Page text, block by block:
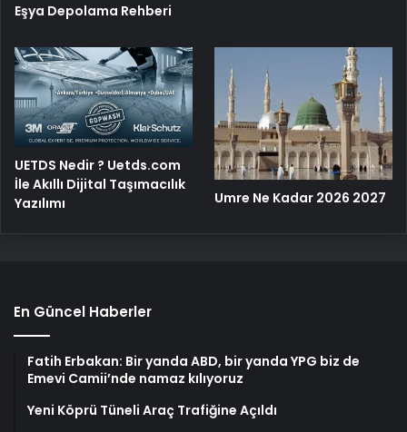
Eşya Depolama Rehberi
UETDS Nedir ? Uetds.com
İle Akıllı Dijital Taşımacılık
Yazılımı
Umre Ne Kadar 2026 2027
En Güncel Haberler
Fatih Erbakan: Bir yanda ABD, bir yanda YPG biz de
Emevi Camii’nde namaz kılıyoruz
Yeni Köprü Tüneli Araç Trafiğine Açıldı